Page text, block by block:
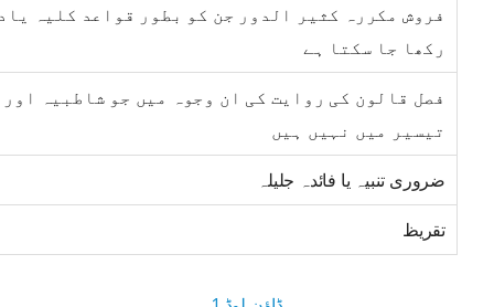
فروش مکررہ کثیر الدور جن کو بطور قواعد کلیہ
رکھا جا سکتا ہے
فصل قالون کی روایت کی ان وجوہ میں جو شاطبیہ اور
تیسیر میں نہیں ہیں
ضروری تنبیہ یا فائدہ جلیلہ
تقریظ